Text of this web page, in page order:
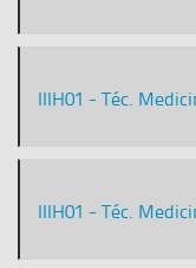
IIIH01 - Téc.
IIIH01 - Téc.